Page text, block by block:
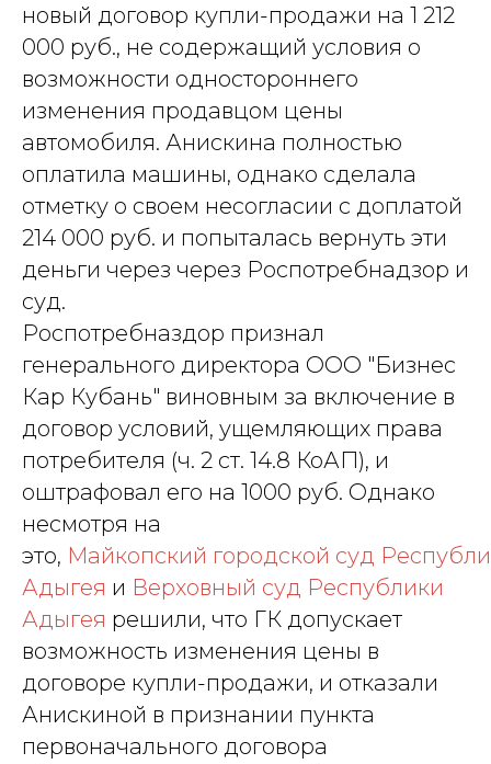
новый договор купли-продажи на 1 212
000 руб., не содержащий условия о
возможности одностороннего
изменения продавцом цены
автомобиля. Анискина полностью
оплатила машины, однако сделала
отметку о своем несогласии с доплатой
214 000 руб. и попыталась вернуть эти
деньги через через Роспотребнадзор и
суд.
Роспотребназдор признал
генерального директора ООО "Бизнес
Кар Кубань" виновным за включение в
договор условий, ущемляющих права
потребителя (ч. 2 ст. 14.8 КоАП), и
оштрафовал его на 1000 руб. Однако
несмотря на
это, Майкопский городской суд
Адыгея и Верховный суд Республики
Адыгея решили, что ГК допускает
возможность изменения цены в
договоре купли-продажи, и отказали
Анискиной в признании пункта
первоначального договора